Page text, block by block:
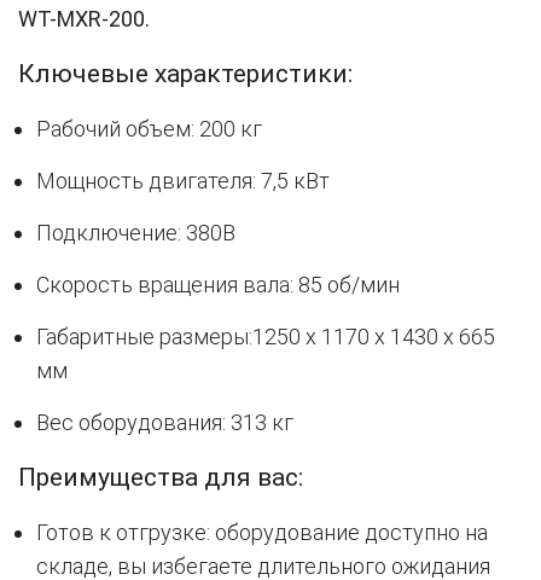
WT-MXR-200.
Ключевые характеристики:
Рабочий объем: 200 кг
Мощность двигателя: 7,5 кВт
Подключение: 380В
Скорость вращения вала: 85 об/мин
Габаритные размеры:1250 x 1170 x 1430 x 665
мм
Вес оборудования: 313 кг
Преимущества для вас:
Готов к отгрузке: оборудование доступно на
складе, вы избегаете длительного ожидания